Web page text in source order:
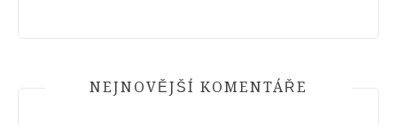
NEJNOVĚJŠÍ KOMENTÁŘE